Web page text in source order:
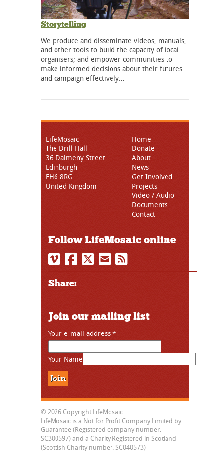
Storytelling
We produce and disseminate videos, manuals,
and other tools to build the capacity of local
organisers; and empower communities to
make informed decisions about their futures
and campaign effectively…
LifeMosaic
The Drill Hall
36 Dalmeny Street
Edinburgh
EH6 8RG
United Kingdom
Home
Donate
About
News
Get Involved
Projects
Video / Audio
Documents
Contact
Follow LifeMosaic online
Share:
Join our mailing list
Your e-mail address *
Your Name
© 2026 Copyright LifeMosaic
LifeMosaic is a Not for Profit Company Limited by
Guarantee (Registered company number:
SC300597) and a Charity Registered in Scotland
(Scottish Charity number: SC040573)